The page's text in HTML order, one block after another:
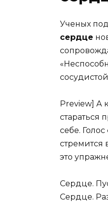
Ученых
сердце
Preview] А
стараться
себе. Голос
стремится
это
Сердце.
Сердце.